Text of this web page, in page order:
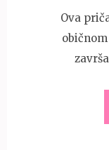
Ova